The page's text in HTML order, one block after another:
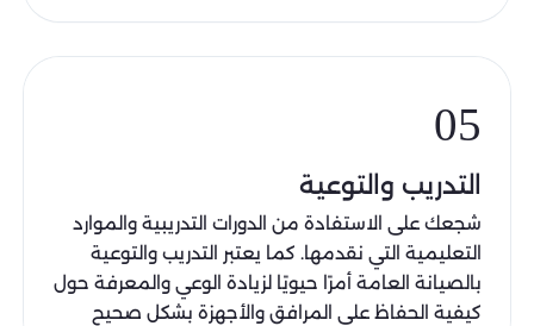
05
التدريب والتوعية
شجعك على الاستفادة من الدورات التدريبية والموارد
التعليمية التي نقدمها. كما يعتبر التدريب والتوعية
بالصيانة العامة أمرًا حيويًا لزيادة الوعي والمعرفة حول
كيفية الحفاظ على المرافق والأجهزة بشكل صحيح